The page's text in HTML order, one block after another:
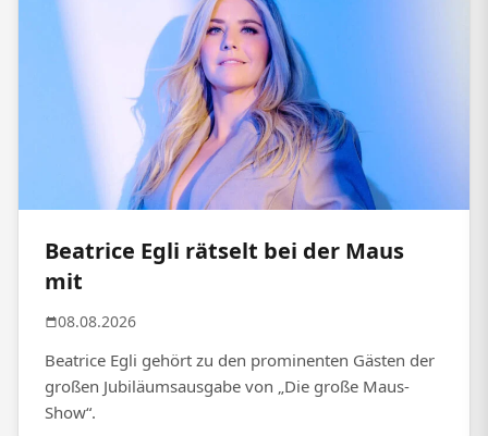
Beatrice Egli rätselt bei der Maus
mit
08.08.2026
Beatrice Egli gehört zu den prominenten Gästen der
großen Jubiläumsausgabe von „Die große Maus-
Show“.